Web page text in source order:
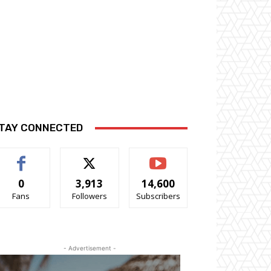
CONNECTED
0
Fans
3,913
Followers
14,600
Subscribers
- Advertisement -